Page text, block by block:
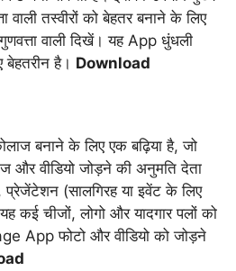
तस्वीरों को बेहतर बनाने के लिए
वाली दिखें। यह App धुंधली
बेहतरीन है। Download
बनाने के लिए एक बढ़िया है, जो
और वीडियो जोड़ने की अनुमति देता
प्रेजेंटेशन (सालगिरह या इवेंट के लिए
कई चीजों, लोगो और यादगार पलों को
App फोटो और वीडियो को जोड़ने